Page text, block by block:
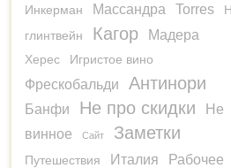
Инкерман Массандра Torres
глинтвейн
Кагор Мадера
Херес Игристое вино
Фрескобальди Антинори
Банфи Не про скидки
Не
винное
Сайт Заметки
Путешествия Италия Рабочее